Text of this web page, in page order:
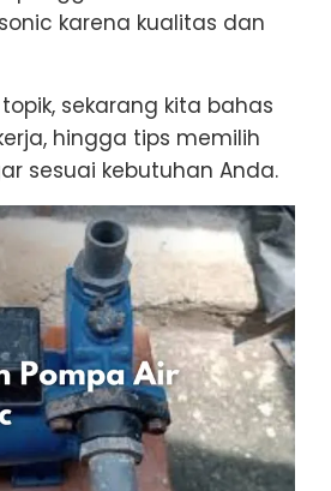
karena kualitas dan
sekarang kita bahas
hingga tips memilih
sesuai kebutuhan Anda.